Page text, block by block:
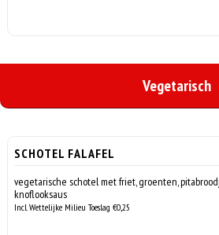
Vegetarisch
SCHOTEL FALAFEL
vegetarische schotel met friet, groenten,
knoflooksaus
Incl. Wettelijke Milieu Toeslag €0,25